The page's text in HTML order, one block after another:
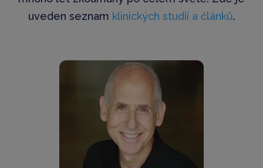
uveden seznam klinických studií a článků.